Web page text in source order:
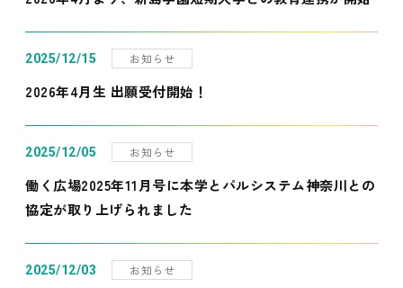
2025/12/15 お知らせ
2026年4月生 出願受付開始！
2025/12/05 お知らせ
働く広場2025年11月号に本学とパルシステム神奈川との
協定が取り上げられました
2025/12/03 お知らせ